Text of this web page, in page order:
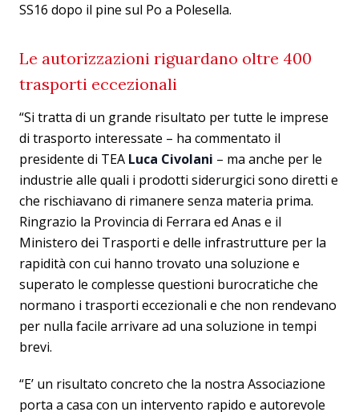
SS16 dopo il pine sul Po a Polesella.
Le autorizzazioni riguardano oltre 400
trasporti eccezionali
“Si tratta di un grande risultato per tutte le imprese
di trasporto interessate – ha commentato il
presidente di TEA Luca Civolani – ma anche per le
industrie alle quali i prodotti siderurgici sono diretti e
che rischiavano di rimanere senza materia prima.
Ringrazio la Provincia di Ferrara ed Anas e il
Ministero dei Trasporti e delle infrastrutture per la
rapidità con cui hanno trovato una soluzione e
superato le complesse questioni burocratiche che
normano i trasporti eccezionali e che non rendevano
per nulla facile arrivare ad una soluzione in tempi
brevi.
“E’ un risultato concreto che la nostra Associazione
porta a casa con un intervento rapido e autorevole